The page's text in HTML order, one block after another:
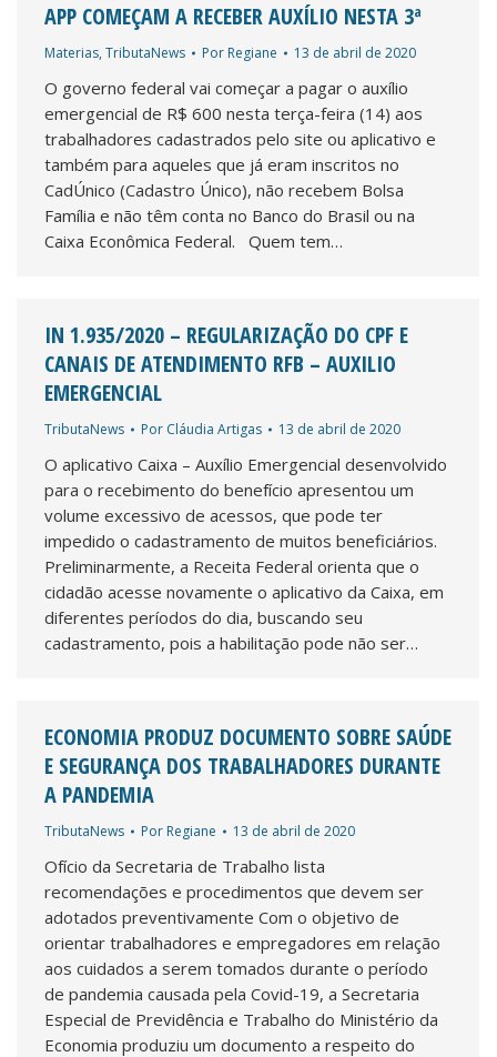
APP COMEÇAM A RECEBER AUXÍLIO NESTA 3ª
Materias,TributaNews Por Regiane 13 de abril de 2020
O governo federal vai começar a pagar o auxílio
emergencial de R$ 600 nesta terça-feira (14) aos
trabalhadores cadastrados pelo site ou aplicativo e
também para aqueles que já eram inscritos no
CadÚnico (Cadastro Único), não recebem Bolsa
Família e não têm conta no Banco do Brasil ou na
Caixa Econômica Federal. Quem tem…
IN 1.935/2020 – REGULARIZAÇÃO DO CPF E
CANAIS DE ATENDIMENTO RFB – AUXILIO
EMERGENCIAL
TributaNews Por Cláudia Artigas 13 de abril de 2020
O aplicativo Caixa – Auxílio Emergencial desenvolvido
para o recebimento do benefício apresentou um
volume excessivo de acessos, que pode ter
impedido o cadastramento de muitos beneficiários.
Preliminarmente, a Receita Federal orienta que o
cidadão acesse novamente o aplicativo da Caixa, em
diferentes períodos do dia, buscando seu
cadastramento, pois a habilitação pode não ser…
ECONOMIA PRODUZ DOCUMENTO SOBRE SAÚDE
E SEGURANÇA DOS TRABALHADORES DURANTE
A PANDEMIA
TributaNews Por Regiane 13 de abril de 2020
Ofício da Secretaria de Trabalho lista
recomendações e procedimentos que devem ser
adotados preventivamente Com o objetivo de
orientar trabalhadores e empregadores em relação
aos cuidados a serem tomados durante o período
de pandemia causada pela Covid-19, a Secretaria
Especial de Previdência e Trabalho do Ministério da
Economia produziu um documento a respeito do